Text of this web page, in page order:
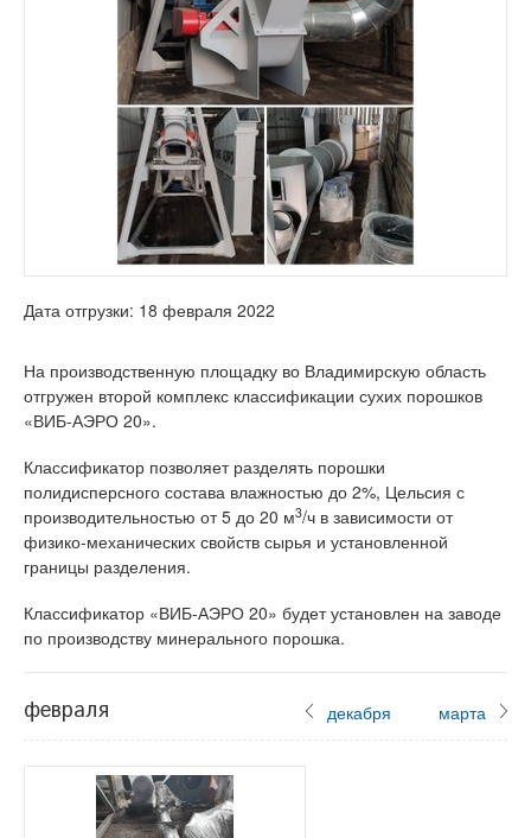
Дата отгрузки: 18 февраля 2022
На производственную площадку во Владимирскую область
отгружен второй комплекс классификации сухих порошков
«ВИБ-АЭРО 20».
Классификатор позволяет разделять порошки
полидисперсного состава влажностью до 2%, Цельсия с
производительностью от 5 до 20 м3/ч в зависимости от
физико-механических свойств сырья и установленной
границы разделения.
Классификатор «ВИБ-АЭРО 20» будет установлен на заводе
по производству минерального порошка.
декабря марта
февраля